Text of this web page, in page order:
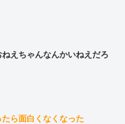
えちゃんなんかいねえだろ
ら面白くなくなった